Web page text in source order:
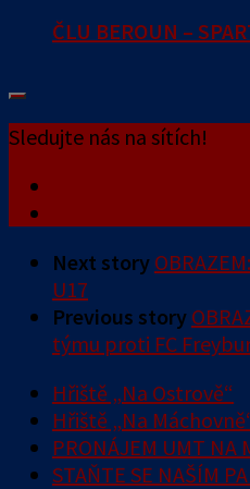
ČLU BEROUN –
Sledujte nás na sítích!
Next story
U17
Previous story
týmu proti FC
Hřiště „Na Ostrově“
Hřiště „Na
PRONÁJEM UMT NA
STAŇTE SE NAŠÍM